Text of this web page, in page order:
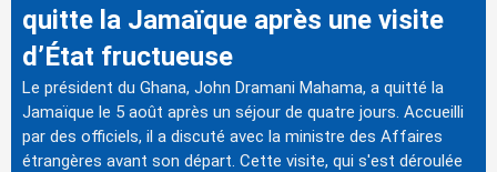
quitte la Jamaïque après une visite
d’État fructueuse
Le président du Ghana, John Dramani Mahama, a quitté la
Jamaïque le 5 août après un séjour de quatre jours. Accueilli
par des officiels, il a discuté avec la ministre des Affaires
étrangères avant son départ. Cette visite, qui s'est déroulée